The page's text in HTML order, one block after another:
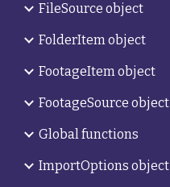
FileSource object
FolderItem object
FootageItem object
FootageSource object
Global functions
ImportOptions object